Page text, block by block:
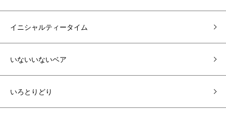
イニシャルティータイム
いないいないベア
いろとりどり